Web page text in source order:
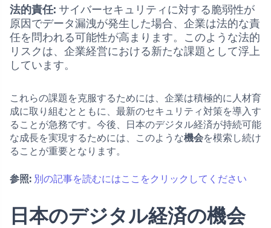
法的責任: サイバーセキュリティに対する脆弱性が
原因でデータ漏洩が発生した場合、企業は法的な責
任を問われる可能性が高まります。このような法的
リスクは、企業経営における新たな課題として浮上
しています。
これらの課題を克服するためには、企業は積極的に人材育
成に取り組むとともに、最新のセキュリティ対策を導入す
ることが急務です。今後、日本のデジタル経済が持続可能
な成長を実現するためには、このような機会を模索し続け
ることが重要となります。
参照: 別の記事を読むにはここをクリックしてください
日本のデジタル経済の機会